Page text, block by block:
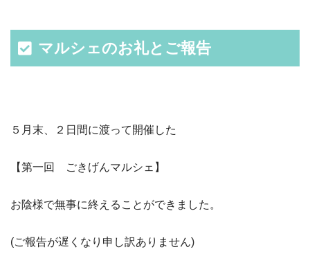
マルシェのお礼とご報告
５月末、２日間に渡って開催した
【第一回 ごきげんマルシェ】
お陰様で無事に終えることができました。
(ご報告が遅くなり申し訳ありません)